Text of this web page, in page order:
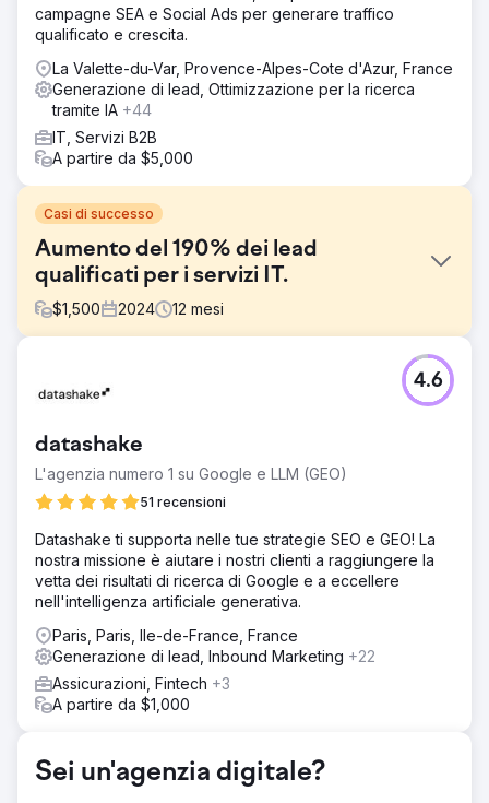
campagne SEA e Social Ads per generare traffico
qualificato e crescita.
La Valette-du-Var, Provence-Alpes-Cote d'Azur, France
Generazione di lead, Ottimizzazione per la ricerca
tramite IA +44
IT, Servizi B2B
A partire da $5,000
Casi di successo
Aumento del 190% dei lead
qualificati per i servizi IT.
$1,500 2024 12 mesi
L'azienda offriva servizi di certificazione Cyber Essentials
e Cyber Essentials Plus, ma aveva una scarsa visibilità
e l'autorevolezza necessarie per convertire i lead nel
settore della sicurezza informatica. Nonostante un
servizio competitivo, non era indicizzata per termini di
ricerca chiave come "certificazione Cyber Essentials UK"
o "costo Cyber Essentials Plus". Aveva bisogno di un
rilancio completo del sito web, supportato da una
strategia SEO, per costruire credibilità e generare lead
inbound qualificati.
Soluzione
Abbiamo fornito un rilancio strategico e una campagna
SEO, tra cui: Ricerca approfondita di parole chiave per
identificare opportunità ad alta conversione e bassa
concorrenza Copywriting SEO per pagine di servizi, FAQ
imprese", ecc.) Ricostruzione della struttura del sito per
allinearla all'intento dell'utente e migliorare la navigazione
datashake
L'agenzia numero 1 su Google e LLM (GEO)
51 recensioni
4.6
Datashake ti supporta nelle tue strategie SEO e GEO! La
nostra missione è aiutare i nostri clienti a raggiungere la
vetta dei risultati di ricerca di Google e a eccellere
nell'intelligenza artificiale generativa.
Paris, Paris, Ile-de-France, France
Generazione di lead, Inbound Marketing +22
Assicurazioni, Fintech +3
A partire da $1,000
Sei un'agenzia digitale?